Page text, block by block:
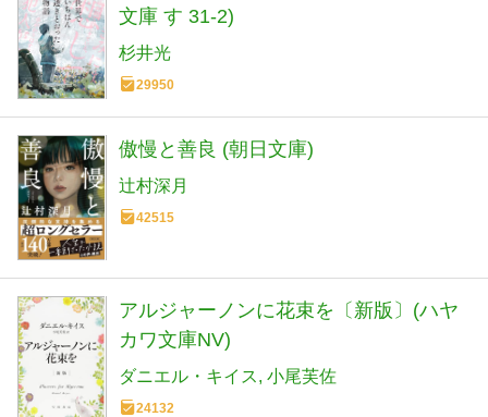
文庫 す 31-2)
杉井光
29950
傲慢と善良 (朝日文庫)
辻村深月
42515
アルジャーノンに花束を〔新版〕(ハヤ
カワ文庫NV)
ダニエル・キイス 小尾芙佐
24132